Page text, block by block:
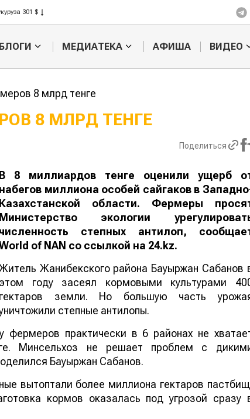
408 $
423 $
БЛОГИ МЕДИАТЕКА АФИША ВИДЕО
8 млрд тенге
8 МЛРД ТЕНГЕ
Поделиться
В 8 миллиардов тенге оценили ущерб
набегов миллиона особей сайгаков в
Казахстанской области. Фермеры
Министерство экологии
численность степных антилоп,
of NAN со ссылкой на 24.kz.
Жанибекского района Бауыржан Сабанов
этом году засеял кормовыми культурами
гектаров земли. Но большую часть
степные антилопы.
фермеров практически в 6 районах не
Минсельхоз не решает проблем с
Бауыржан Сабанов.
вытоптали более миллиона гектаров
кормов оказалась под угрозой сразу
Казахстан по темпам роста